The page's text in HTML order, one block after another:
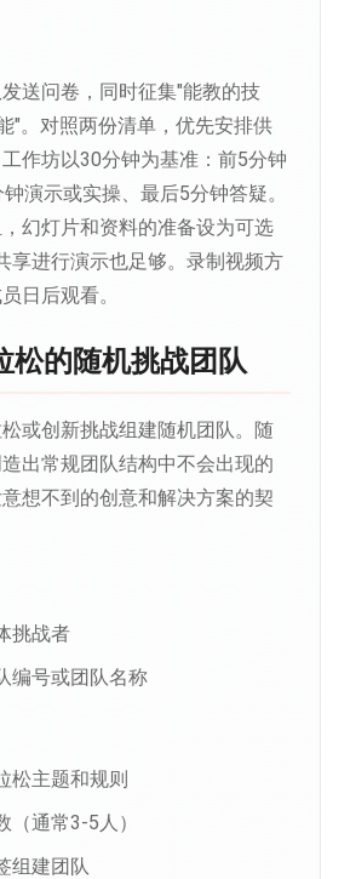
送问卷，同时征集"能教的技
"。对照两份清单，优先安排供
作坊以30分钟为基准：前5分钟
演示或实操、最后5分钟答疑。
幻灯片和资料的准备设为可选
享进行演示也足够。录制视频方
日后观看。
松的随机挑战团队
或创新挑战组建随机团队。随
出常规团队结构中不会出现的
想不到的创意和解决方案的契
挑战者
编号或团队名称
松主题和规则
（通常3-5人）
组建团队